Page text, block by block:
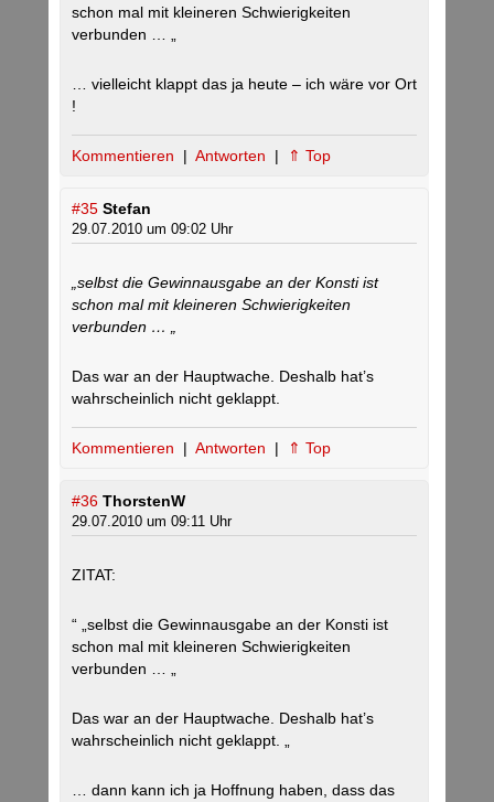
schon mal mit kleineren Schwierigkeiten
verbunden … „
… vielleicht klappt das ja heute – ich wäre vor Ort
!
Kommentieren | Antworten | ⇑ Top
#35 Stefan
29.07.2010 um 09:02 Uhr
„selbst die Gewinnausgabe an der Konsti ist
schon mal mit kleineren Schwierigkeiten
verbunden … „
Das war an der Hauptwache. Deshalb hat’s
wahrscheinlich nicht geklappt.
Kommentieren | Antworten | ⇑ Top
#36 ThorstenW
29.07.2010 um 09:11 Uhr
ZITAT:
“ „selbst die Gewinnausgabe an der Konsti ist
schon mal mit kleineren Schwierigkeiten
verbunden … „
Das war an der Hauptwache. Deshalb hat’s
wahrscheinlich nicht geklappt. „
… dann kann ich ja Hoffnung haben, dass das